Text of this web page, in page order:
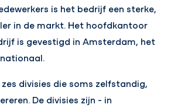
is het bedrijf een sterke,
in de markt. Het hoofdkantoor
is gevestigd in Amsterdam, het
divisies die soms zelfstandig,
De divisies zijn - in